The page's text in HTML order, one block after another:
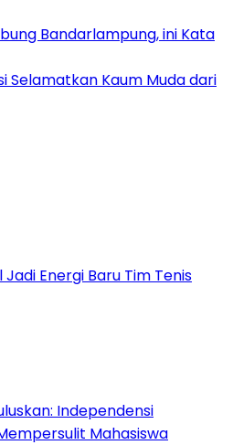
Bandarlampung, ini Kata
Selamatkan Kaum Muda dari
Energi Baru Tim Tenis
Independensi
Mahasiswa